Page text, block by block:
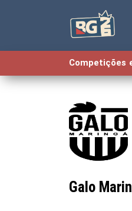
Competições
Galo